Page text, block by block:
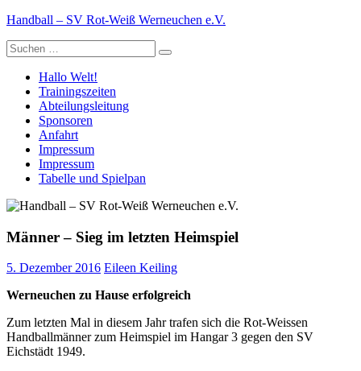
Zum
springen
Handball – SV Rot-Weiß Werneuchen e.V.
Suche
nach:
Hallo Welt!
Trainingszeiten
Abteilungsleitung
Sponsoren
Anfahrt
Impressum
Impressum
Tabelle und Spielpan
Männer – Sieg im letzten Heimspiel
5. Dezember 2016 Eileen Keiling
Werneuchen zu Hause erfolgreich
Zum letzten Mal in diesem Jahr trafen sich die Rot-Weissen
Handballmänner zum Heimspiel im Hangar 3 gegen den SV
Eichstädt 1949.